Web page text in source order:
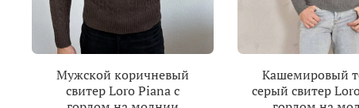
Мужской коричневый
свитер Loro Piana с
Кашемировый
серый свитер